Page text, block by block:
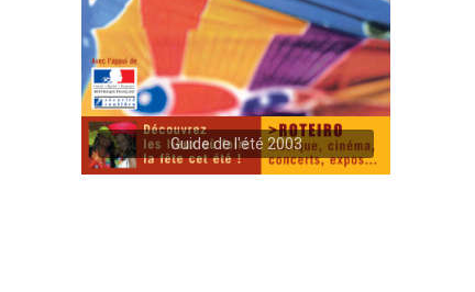
Guide de l'été 2003